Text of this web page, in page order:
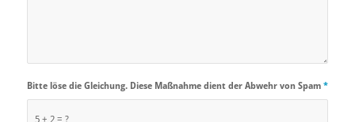
Bitte löse die Gleichung. Diese Maßnahme dient der Abwehr von Spam*